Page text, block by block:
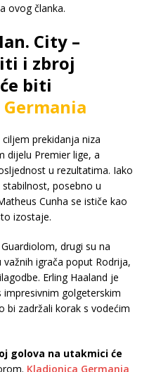
ovog članka.
City –
i zbroj
biti
Germania
prekidanja niza
dijelu Premier lige, a
u rezultatima. Iako
posebno u
Cunha se ističe kao
izostaje.
drugi su na
igrača poput Rodrija,
Erling Haaland je
impresivnim golgeterskim
bi zadržali korak s vodećim
golova na utakmici će
Kladionica Germania